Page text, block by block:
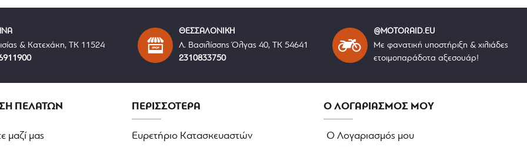
Ready (δεν περιλαμβάνεται)
Buckle
με την σκούρο φιμέ που φαίνεται στις φωτογραφίες
& Κατεχάκη, ΤΚ 11524
ΘΕΣΣΑΛΟΝΙΚΗ
Λ. Βασιλίσσης Όλγας 40, ΤΚ 54641
2310833750
@MOTORAID.EU
Με φανατική υποστήριξη & χιλιάδες
ετοιμοπαράδοτα αξεσουάρ!
ΠΕΛΑΤΩΝ
μαζί μας
ΠΕΡΙΣΣΟΤΕΡΑ
Ευρετήριο Κατασκευαστών
Ο ΛΟΓΑΡΙΑΣΜΟΣ ΜΟΥ
Ο Λογαριασμός μου